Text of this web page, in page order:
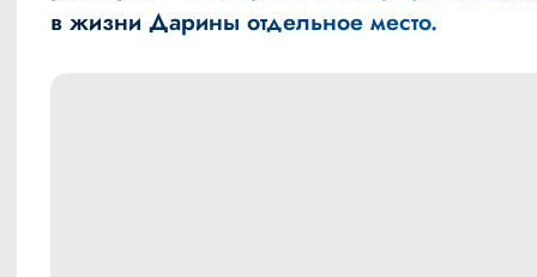
в жизни Дарины отдельное место.